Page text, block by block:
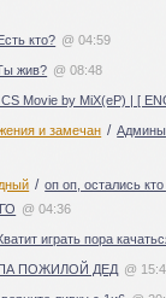
кто? @ 04:59
жив? @ 08:48
Movie by MiX(eP) | [
и замечан /
/ оп оп, остались
@ 04:36
играть пора
ПОЖИЛОЙ ДЕД @